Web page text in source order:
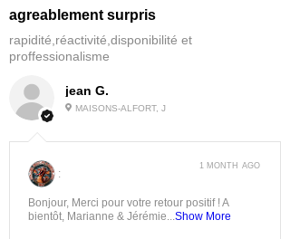
jean G.
MAISONS-ALFORT, J
agreablement surpris
rapidité,réactivité,disponibilité et
proffessionalisme
:
Bonjour, Merci pour votre retour positif ! A
bientôt, Marianne & Jérémie...Show More
1 MONTH AGO